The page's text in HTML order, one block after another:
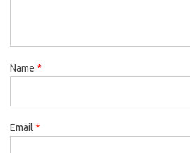
Name *
Email *